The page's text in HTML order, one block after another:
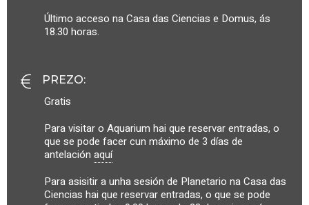
Último acceso na Casa das Ciencias e Domus, ás
18.30 horas.
PREZO:
Gratis
Para visitar o Aquarium hai que reservar entradas, o
que se pode facer cun máximo de 3 días de
antelación aquí
Para asisitir a unha sesión de Planetario na Casa das
Ciencias hai que reservar entradas, o que se pode